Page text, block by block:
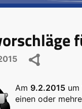
Am 9.2.2015 um
einen oder